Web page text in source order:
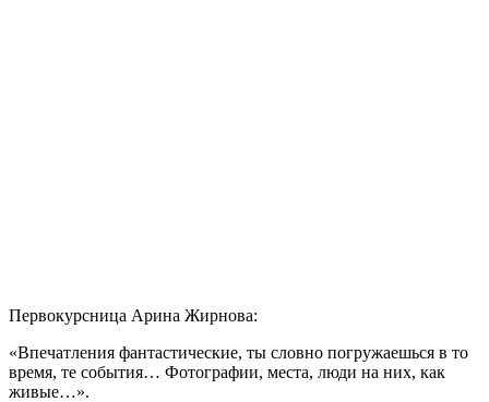
Первокурсница Арина Жирнова:
«Впечатления фантастические, ты словно погружаешься в то
время, те события… Фотографии, места, люди на них, как
живые…».